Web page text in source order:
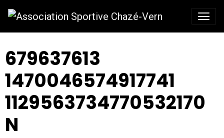
679637613
1470046574917741
1129563734770532170
N